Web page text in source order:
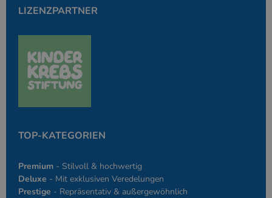
LIZENZPARTNER
TOP-KATEGORIEN
Premium - Stilvoll & hochwertig
Deluxe - Mit exklusiven Veredelungen
Prestige - Repräsentativ & außergewöhnlich